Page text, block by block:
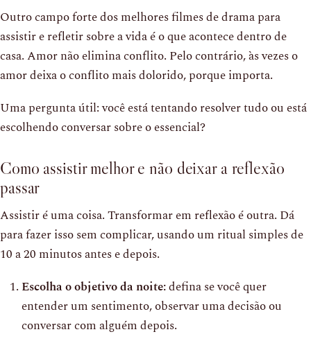
Outro campo forte dos melhores filmes de drama para
assistir e refletir sobre a vida é o que acontece dentro de
casa. Amor não elimina conflito. Pelo contrário, às vezes o
amor deixa o conflito mais dolorido, porque importa.
Uma pergunta útil: você está tentando resolver tudo ou está
escolhendo conversar sobre o essencial?
Como assistir melhor e não deixar a reflexão
passar
Assistir é uma coisa. Transformar em reflexão é outra. Dá
para fazer isso sem complicar, usando um ritual simples de
10 a 20 minutos antes e depois.
Escolha o objetivo da noite:defina se você quer
entender um sentimento, observar uma decisão ou
conversar com alguém depois.